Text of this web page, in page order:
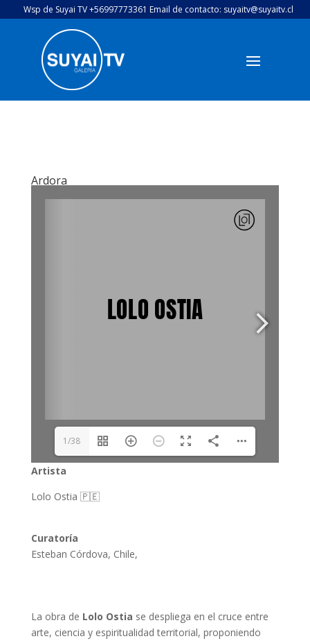
Wsp de Suyai TV +56997773361 Email de contacto: suyaitv@suyaitv.cl
Ardora
1/38
Artista
Lolo Ostia 🇵🇪
Curatoría
Esteban Córdova, Chile,
La obra de Lolo Ostia se despliega en el cruce entre
arte, ciencia y espiritualidad territorial, proponiendo